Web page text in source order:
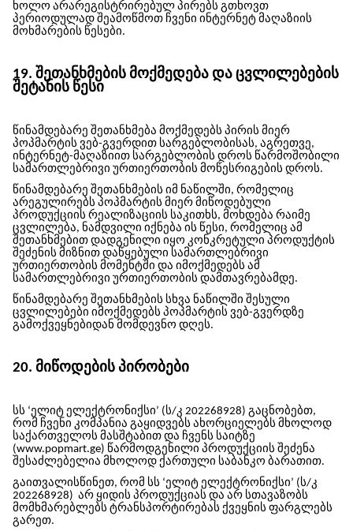
ხოლო არარეგისტრირებულ პირებს გთხოვთ
პერიოდულად შეამოწმოთ ჩვენი ინტერნეტ მაღაზიის
მოხმარების წესები.
19. შეთანხმების მოქმედება და ცვლილებების
შეტანის წესი
წინამდებარე შეთანხმება მოქმედებს პირის მიერ
პოპმარტის ვებ-გვერდით სარგებლობისას, აგრეთვე,
ინტერნეტ-მაღაზიით სარგებლობის დროს წარმოშობილი
სამართლებრივი ურთიერთობის მოწესრიგების დროს.
წინამდებარე შეთანხმების იმ ნაწილში, რომელიც
არეგულირებს პოპმარტის მიერ მიწოდებული
პროდუქციის რეალიზაციის საკითხს, მოხდება რაიმე
ცვლილება, ნამდვილი იქნება ის წესი, რომელიც ამ
შეთანხმებით დადგენილი იყო კონკრეტული პროდუქტის
შეძენის მიზნით დაწყებული სამართლებრივი
ურთიერთობის მომენტში და იმოქმედებს ამ
სამართლებრივი ურთიერთობის დამთავრებამდე.
წინამდებარე შეთანხმების სხვა ნაწილში შესული
ცვლილებები იმოქმედებს პოპმარტის ვებ-გვერდზე
გამოქვეყნებიდან მომდევნო დღეს.
20. მიწოდების პირობები
სს ‘ელიტ ელექტრონიქსი’ (ს/კ 202268928) გაცნობებთ,
რომ ჩვენი კომპანია გაყიდვებს ახორციელებს მხოლოდ
საქართველოს მასშტაბით და ჩვენს საიტზე
(www.popmart.ge) წარმოდგენილი პროდუქციის შეძენა
შესაძლებელია მხოლოდ ქართული საბანკო ბარათით.
გაითვალისწინეთ, რომ სს ‘ელიტ ელექტრონიქსი’ (ს/კ
202268928) არ ყიდის პროდუქციას და არ სთავაზობს
მომხმარებლებს ტრანსპორტირებას ქვეყნის ფარგლებს
გარეთ.